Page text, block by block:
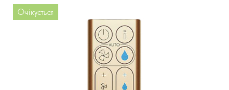
Очікується